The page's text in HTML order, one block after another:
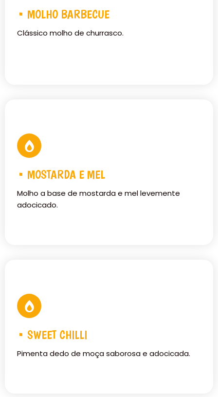
• MOLHO BARBECUE
Clássico molho de churrasco.
• MOSTARDA E MEL
Molho a base de mostarda e mel levemente
adocicado.
• SWEET CHILLI
Pimenta dedo de moça saborosa e adocicada.